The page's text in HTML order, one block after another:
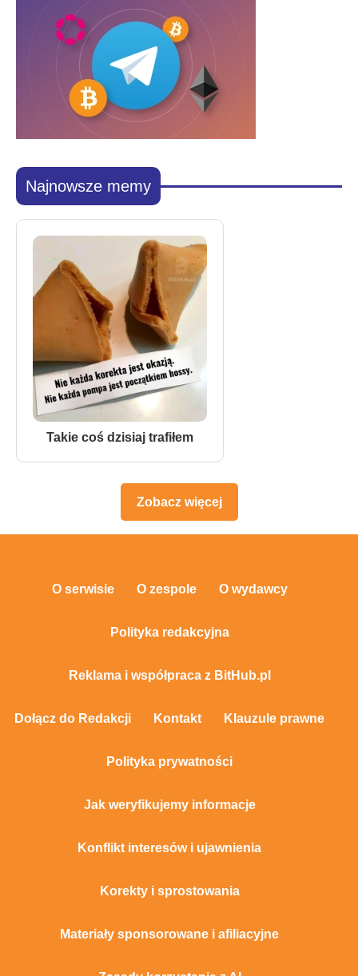
Najnowsze memy
Takie coś dzisiaj trafiłem
Zobacz więcej
O serwisie O zespole O wydawcy
Polityka redakcyjna
Reklama i współpraca z BitHub.pl
Dołącz do Redakcji Kontakt Klauzule prawne
Polityka prywatności
Jak weryfikujemy informacje
Konflikt interesów i ujawnienia
Korekty i sprostowania
Materiały sponsorowane i afiliacyjne